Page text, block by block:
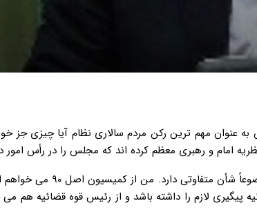
مهم ترین رکن مردم سالاری نظام آیا چیزی جز
امام و رهبری معظم کرده اند که مجلس را در رأس امور
لاریجانی در بخشی دیگر از نطق خود گفته است: توهین و جعل
لازم را داشته باشد و از رئیس قوه قضائیه هم می